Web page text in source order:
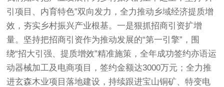
引项目、内育特色”双向发力，全力推动乡域经济提质增
效，夯实乡村振兴产业根基。一是狠抓招商引资扩增
量。坚持把招商引资作为推动发展的“第一引擎”，围
绕“招大引强、提质增效”精准施策，全年成功签约亦语运
动器械加工及电商项目，签约金额达3000万元；全力推
进玄森木业项目落地建设，持续跟进宝山铜矿、特变电